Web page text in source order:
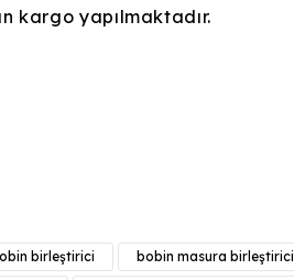
kargo yapılmaktadır.
bozuk veya görüntülenemiyor.
birleştirici bobin masura birleştirici